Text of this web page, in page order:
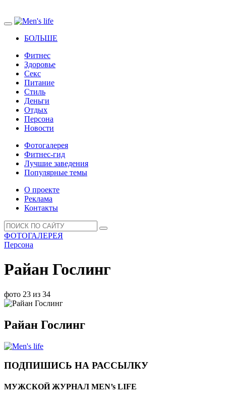
БОЛЬШЕ
Фитнес
Здоровье
Секс
Питание
Стиль
Деньги
Отдых
Персона
Новости
Фотогалерея
Фитнес-гид
Лучшие заведения
Популярные темы
О проекте
Реклама
Контакты
ФОТОГАЛЕРЕЯ
Персона
Райан Гослинг
фото 23 из 34
Райан Гослинг
ПОДПИШИСЬ НА РАССЫЛКУ
МУЖСКОЙ ЖУРНАЛ MEN’s LIFE